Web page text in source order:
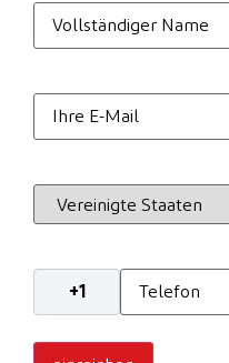
Vollständiger
Name*
E-
Mail*
Land
Telefon